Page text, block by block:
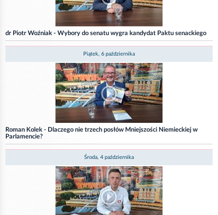
dr Piotr Woźniak - Wybory do senatu wygra kandydat Paktu senackiego
Piątek, 6 października
Roman Kolek - Dlaczego nie trzech posłów Mniejszości Niemieckiej w
Parlamencie?
Środa, 4 października